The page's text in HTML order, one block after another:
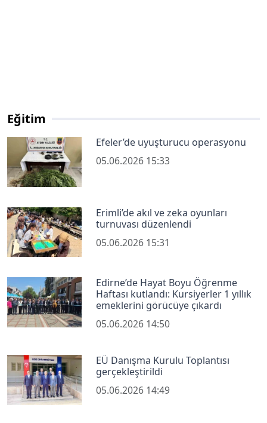
Eğitim
Efeler’de uyuşturucu operasyonu
05.06.2026 15:33
Erimli’de akıl ve zeka oyunları
turnuvası düzenlendi
05.06.2026 15:31
Edirne’de Hayat Boyu Öğrenme
Haftası kutlandı: Kursiyerler 1 yıllık
emeklerini görücüye çıkardı
05.06.2026 14:50
EÜ Danışma Kurulu Toplantısı
gerçekleştirildi
05.06.2026 14:49